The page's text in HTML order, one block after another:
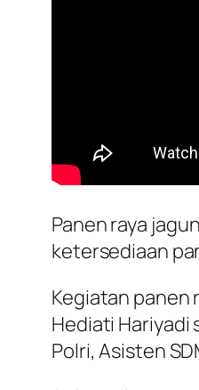
Panen raya
ketersediaan
Kegiatan panen
Hediati Hariyadi
Polri, Asisten